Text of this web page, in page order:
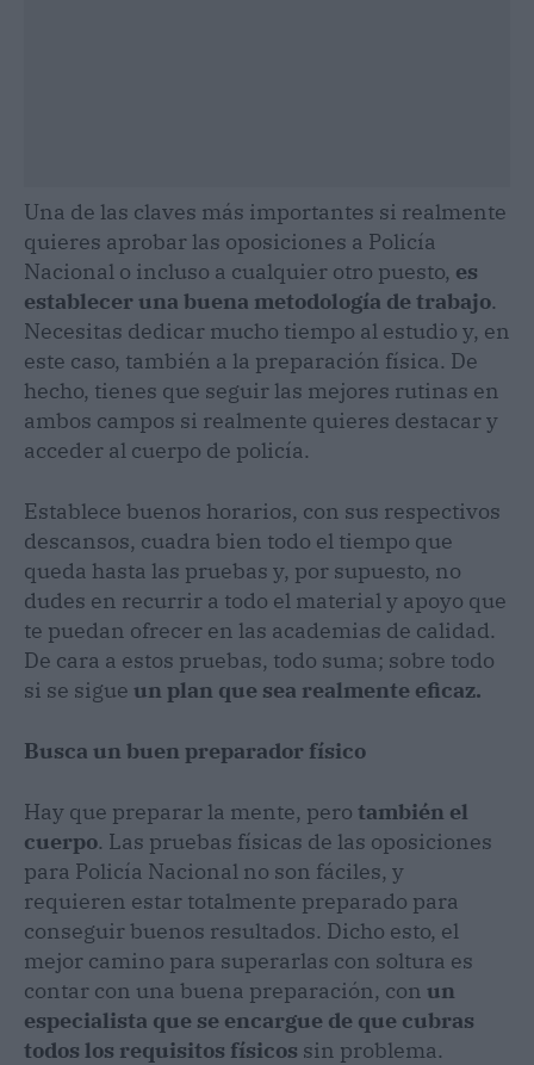
Una de las claves más importantes si realmente
quieres aprobar las oposiciones a Policía
Nacional o incluso a cualquier otro puesto, es
establecer una buena metodología de trabajo.
Necesitas dedicar mucho tiempo al estudio y, en
este caso, también a la preparación física. De
hecho, tienes que seguir las mejores rutinas en
ambos campos si realmente quieres destacar y
acceder al cuerpo de policía.
Establece buenos horarios, con sus respectivos
descansos, cuadra bien todo el tiempo que
queda hasta las pruebas y, por supuesto, no
dudes en recurrir a todo el material y apoyo que
te puedan ofrecer en las academias de calidad.
De cara a estos pruebas, todo suma; sobre todo
si se sigue un plan que sea realmente eficaz.
Busca un buen preparador físico
Hay que preparar la mente, pero también el
cuerpo. Las pruebas físicas de las oposiciones
para Policía Nacional no son fáciles, y
requieren estar totalmente preparado para
conseguir buenos resultados. Dicho esto, el
mejor camino para superarlas con soltura es
contar con una buena preparación, con un
especialista que se encargue de que cubras
todos los requisitos físicos sin problema.